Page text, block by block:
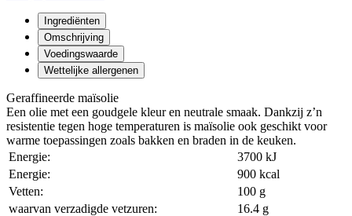
Ingrediënten
Omschrijving
Voedingswaarde
Wettelijke allergenen
Geraffineerde maïsolie
Een olie met een goudgele kleur en neutrale smaak. Dankzij z’n
resistentie tegen hoge temperaturen is maïsolie ook geschikt voor
warme toepassingen zoals bakken en braden in de keuken.
Energie:
3700 kJ
Energie:
900 kcal
Vetten:
100 g
waarvan verzadigde vetzuren:
16.4 g